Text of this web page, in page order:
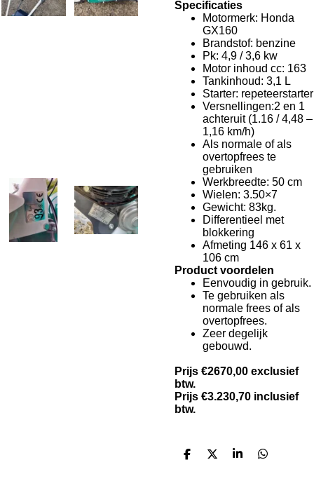
Specificaties
Motormerk: Honda
GX160
Brandstof: benzine
Pk: 4,9 / 3,6 kw
Motor inhoud cc: 163
Tankinhoud: 3,1 L
Starter: repeteerstarter
Versnellingen:2 en 1
achteruit (1.16 / 4,48 –
1,16 km/h)
Als normale of als
overtopfrees te
gebruiken
Werkbreedte: 50 cm
Wielen: 3.50×7
Gewicht: 83kg.
Differentieel met
blokkering
Afmeting 146 x 61 x
106 cm
Product voordelen
Eenvoudig in gebruik.
Te gebruiken als
normale frees of als
overtopfrees.
Zeer degelijk
gebouwd.
Prijs €2670,00 exclusief
btw.
Prijs €3.230,70 inclusief
btw.
D
D
S
D